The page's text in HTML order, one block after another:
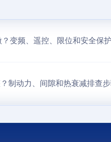
变频、遥控、限位和安全保
制动力、间隙和热衰减排查